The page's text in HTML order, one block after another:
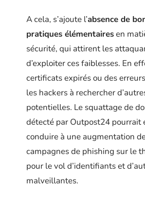
A cela, s’ajoute l’absence de
pratiques élémentairesen
sécurité, qui attirent les
d’exploiter ces faiblesses. En
certificats expirés ou des
les hackers à rechercher
potentielles. Le squattage de
détecté par Outpost24 pourrait
conduire à une augmentation
campagnes de phishing sur le
pour le vol d’identifiants et
malveillantes.